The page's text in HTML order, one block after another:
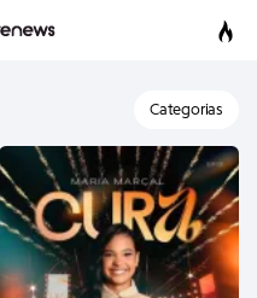
Categorias